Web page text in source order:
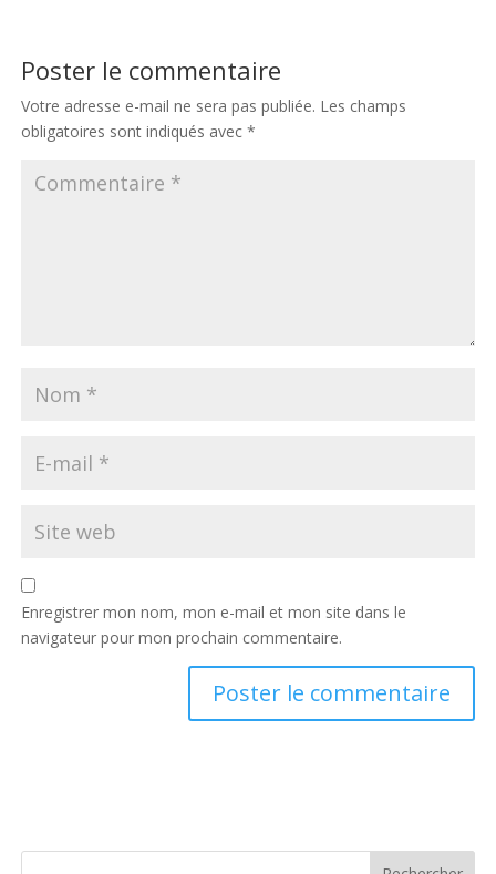
Poster le commentaire
Votre adresse e-mail ne sera pas publiée. Les champs
obligatoires sont indiqués avec*
Enregistrer mon nom, mon e-mail et mon site dans le
navigateur pour mon prochain commentaire.